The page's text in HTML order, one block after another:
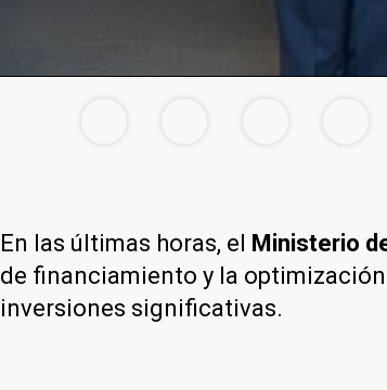
En las últimas horas, el Ministerio
de financiamiento y la
inversiones significativas.